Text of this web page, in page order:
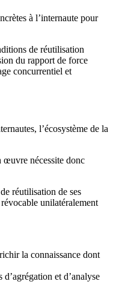
à l’internaute pour
de réutilisation
du rapport de force
concurrentiel et
l’écosystème de la
œuvre nécessite donc
réutilisation de ses
unilatéralement
la connaissance dont
et d’analyse